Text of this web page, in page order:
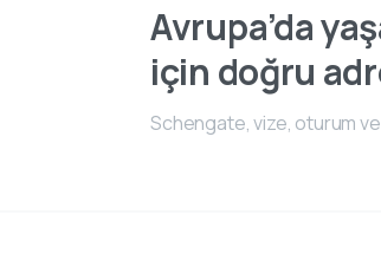
Avrupa’da
için doğru
Schengate, vize, oturum